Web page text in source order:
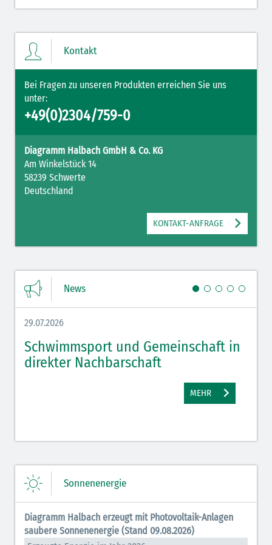
Kontakt
Bei Fragen zu unseren Produkten erreichen Sie uns
unter:
+49(0)2304/759-0
Diagramm Halbach GmbH & Co. KG
Am Winkelstück 14
58239 Schwerte
Deutschland
KONTAKT-ANFRAGE
News
29.07.2026
Schwimmsport und Gemeinschaft in
direkter Nachbarschaft
MEHR
Sonnenenergie
Diagramm Halbach erzeugt mit Photovoltaik-Anlagen
saubere Sonnenenergie (Stand 09.08.2026)